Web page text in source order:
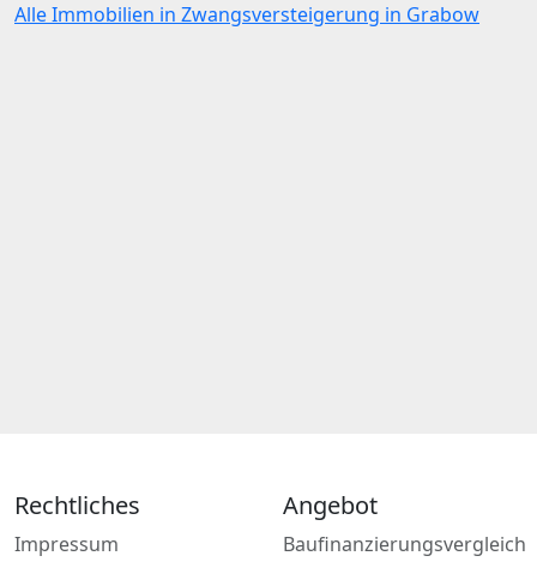
Alle Immobilien in Zwangsversteigerung in Grabow
Rechtliches
Impressum
Angebot
Baufinanzierungsvergleich